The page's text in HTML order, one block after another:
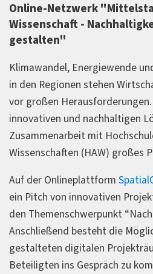
Online-Netzwerk
Wissenschaft -
gestalten"
Klimawandel, Energiewende
in den Regionen stehen
vor großen
innovativen und nachhaltigen
Zusammenarbeit mit
Wissenschaften (HAW) großes
Auf der Onlineplattform
ein Pitch von innovativen
den Themenschwerpunkt
Anschließend besteht die
gestalteten digitalen
Beteiligten ins Gespräch zu